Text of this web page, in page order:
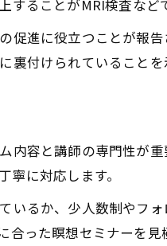
ることがMRI検査など
進に役立つことが報
付けられていることを
容と講師の専門性が
に対応します。
るか、少人数制やフ
った瞑想セミナーを見